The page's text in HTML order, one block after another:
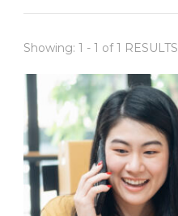
Showing: 1 - 1 of 1 RESULTS